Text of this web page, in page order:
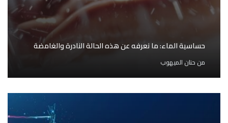
حساسية الماء: ما نعرفه عن هذه الحالة النادرة والغامضة
من حنان الميهوب